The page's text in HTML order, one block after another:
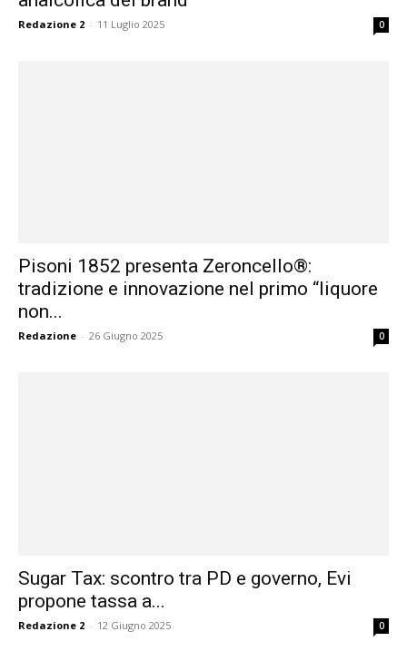
Redazione 2 - 11 Luglio 2025 0
Pisoni 1852 presenta Zeroncello®:
tradizione e innovazione nel primo “liquore
non...
Redazione - 26 Giugno 2025 0
Sugar Tax: scontro tra PD e governo, Evi
propone tassa a...
Redazione 2 - 12 Giugno 2025 0